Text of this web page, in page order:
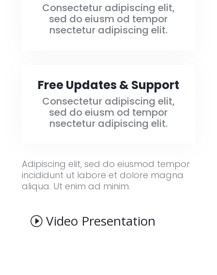
Consectetur adipiscing elit,
sed do eiusm od tempor
nsectetur adipiscing elit.
Free Updates & Support
Consectetur adipiscing elit,
sed do eiusm od tempor
nsectetur adipiscing elit.
Adipiscing elit, sed do eiusmod tempor
incididunt ut labore et dolore magna
aliqua. Ut enim ad minim.
Video Presentation